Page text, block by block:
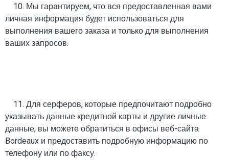
10. Мы гарантируем, что вся предоставленная вами
личная информация будет использоваться для
выполнения вашего заказа и только для выполнения
ваших запросов.
11. Для серферов, которые предпочитают подробно
указывать данные кредитной карты и другие личные
данные, вы можете обратиться в офисы веб-сайта
Bordeaux и предоставить подробную информацию по
телефону или по факсу.